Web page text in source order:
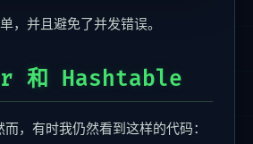
，并且避免了并发错误。
和 Hashtable
，有时我仍然看到这样的代码：